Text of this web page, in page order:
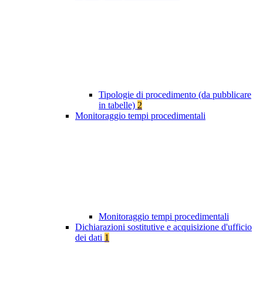
Tipologie di procedimento (da pubblicare
in tabelle) 2
Monitoraggio tempi procedimentali
Monitoraggio tempi procedimentali
Dichiarazioni sostitutive e acquisizione d'ufficio
dei dati 1